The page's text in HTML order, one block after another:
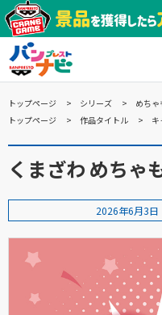
トップページ シリーズ
めちゃ
トップページ
作品タイトル キ
くまざわ めちゃ
2026年6月3日